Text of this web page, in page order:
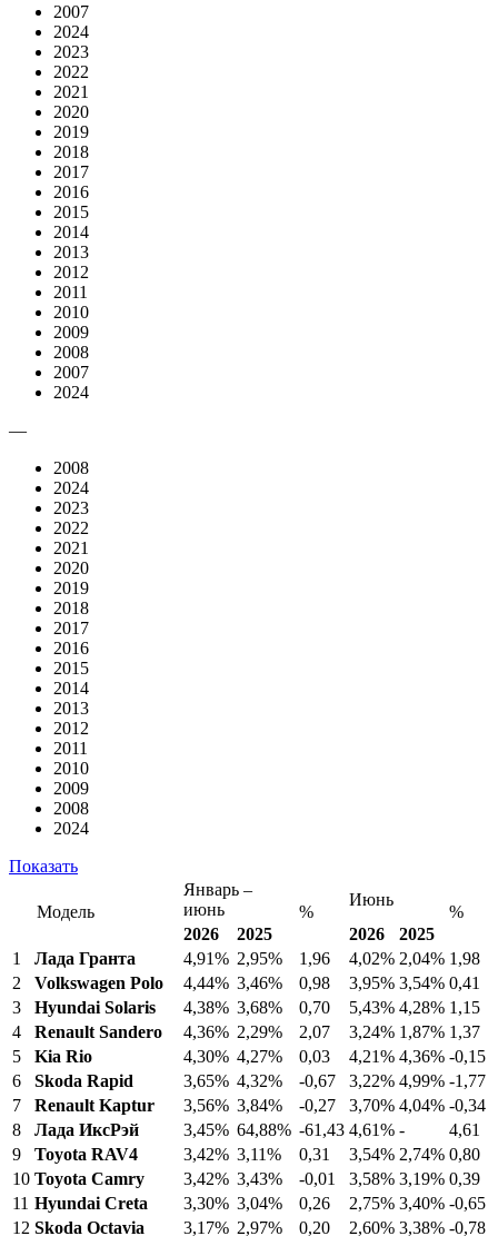
2007
2024
2023
2022
2021
2020
2019
2018
2017
2016
2015
2014
2013
2012
2011
2010
2009
2008
2007
2024
—
2008
2024
2023
2022
2021
2020
2019
2018
2017
2016
2015
2014
2013
2012
2011
2010
2009
2008
2024
Показать
Модель
Январь –
июнь
%
Июнь
%
2026
2025 2026
2025
1
Лада Гранта 4,91% 2,95% 1,96 4,02% 2,04% 1,98
2
Volkswagen Polo 4,44% 3,46% 0,98 3,95% 3,54% 0,41
3
Hyundai Solaris 4,38% 3,68% 0,70 5,43% 4,28% 1,15
4
Renault Sandero 4,36% 2,29% 2,07 3,24% 1,87% 1,37
5
Kia Rio 4,30% 4,27% 0,03 4,21% 4,36% -0,15
6
Skoda Rapid 3,65% 4,32% -0,67 3,22% 4,99% -1,77
7
Renault Kaptur 3,56% 3,84% -0,27 3,70% 4,04% -0,34
8
Лада ИксРэй 3,45% 64,88% -61,43 4,61% -
4,61
9
Toyota RAV4 3,42% 3,11% 0,31 3,54% 2,74% 0,80
10 Toyota Camry 3,42% 3,43% -0,01 3,58% 3,19% 0,39
11 Hyundai Creta 3,30% 3,04% 0,26 2,75% 3,40% -0,65
12 Skoda Octavia 3,17% 2,97% 0,20 2,60% 3,38% -0,78